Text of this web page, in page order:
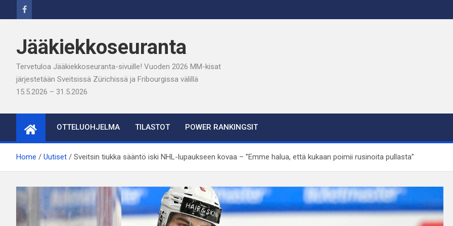
to
Jääkiekkoseuranta
Tervetuloa Jääkiekkoseuranta-sivuille! Vuoden 2026 MM-kisat
järjestetään Sveitsissä Zürichissä ja Fribourgissa välillä
15.5.2026 – 31.5.2026
OTTELUOHJELMA TILASTOT POWER RANKINGSIT
Home Uutiset Sveitsin tiukka sääntö iski NHL-lupaukseen kovaa – ”Emme halua, että kukaan poimii rusinoita pullasta”